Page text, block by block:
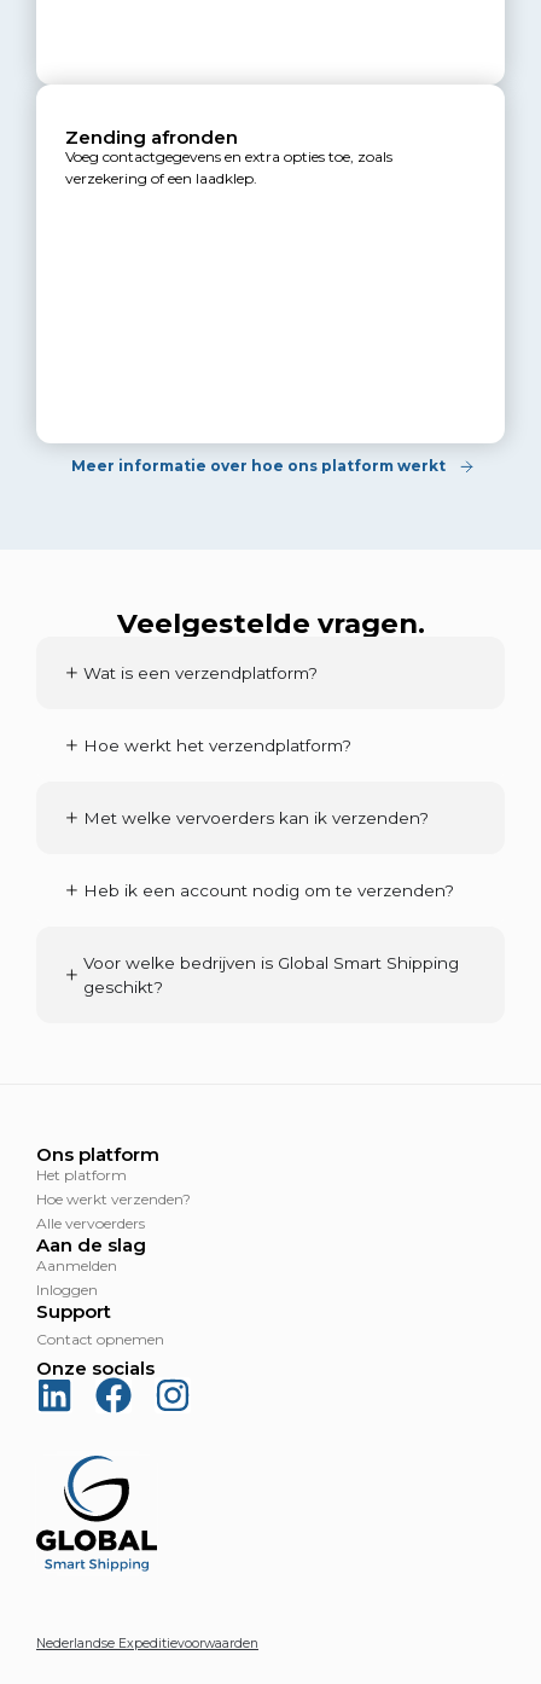
Zending afronden
Voeg contactgegevens en extra opties toe, zoals
verzekering of een laadklep.
Meer informatie over hoe ons platform werkt
Veelgestelde vragen.
Wat is een verzendplatform?
Hoe werkt het verzendplatform?
Met welke vervoerders kan ik verzenden?
Heb ik een account nodig om te verzenden?
Voor welke bedrijven is Global Smart Shipping
geschikt?
Ons platform
Het platform
Hoe werkt verzenden?
Alle vervoerders
Aan de slag
Aanmelden
Inloggen
Support
Contact opnemen
Onze socials
Nederlandse Expeditievoorwaarden